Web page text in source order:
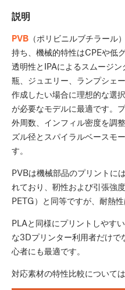
説明
PVB （ポリビニルブチラール
持ち、機械的特性はCPEや低
透明性とIPAによるスムージ
瓶、ジュエリー、ランプシェ
作成したい場合に理想的な選
が必要なモデルに最適です。
外周数、インフィル密度を調
ズル径とスパイラルベースモ
す。
PVBは機械部品のプリントに
れており、靭性および引張強
PETG）と同等ですが、耐熱性
PLAと同様にプリントしやす
な3Dプリンター利用者だけで
心者にも最適です。
対応素材の特性比較については